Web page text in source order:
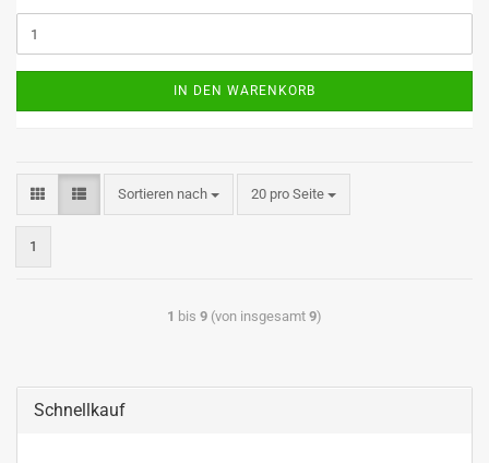
IN DEN WARENKORB
Sortieren nach 20 pro Seite
1
1 bis 9 (von insgesamt 9)
Schnellkauf